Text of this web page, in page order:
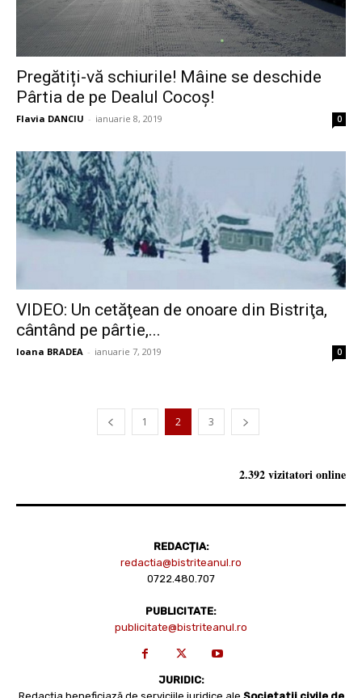
Pregătiți-vă schiurile! Mâine se deschide
Pârtia de pe Dealul Cocoș!
Flavia DANCIU - ianuarie 8, 2019 0
VIDEO: Un cetăţean de onoare din Bistriţa,
cântând pe pârtie,...
Ioana BRADEA - ianuarie 7, 2019 0
1 2 3
2.392 vizitatori online
REDACȚIA:
redactia@bistriteanul.ro
0722.480.707
PUBLICITATE:
publicitate@bistriteanul.ro
JURIDIC: